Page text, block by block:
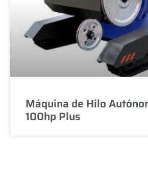
Máquina de Hilo
100hp Plus